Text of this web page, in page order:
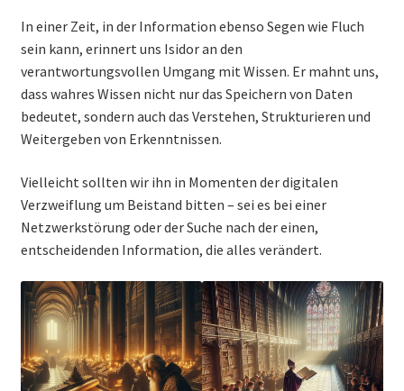
In einer Zeit, in der Information ebenso Segen wie Fluch
sein kann, erinnert uns Isidor an den
verantwortungsvollen Umgang mit Wissen. Er mahnt uns,
dass wahres Wissen nicht nur das Speichern von Daten
bedeutet, sondern auch das Verstehen, Strukturieren und
Weitergeben von Erkenntnissen.
Vielleicht sollten wir ihn in Momenten der digitalen
Verzweiflung um Beistand bitten – sei es bei einer
Netzwerkstörung oder der Suche nach der einen,
entscheidenden Information, die alles verändert.